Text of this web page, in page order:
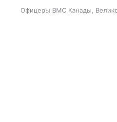
Офицеры ВМС Канады,